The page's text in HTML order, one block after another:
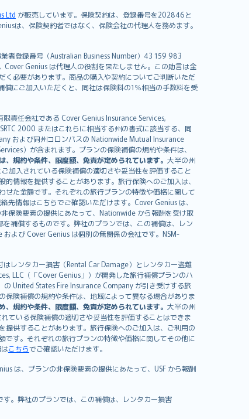
Ltd が販売しています。保険契約は、登録番号を202846と
は、保険契約者ではなく、保険会社の代理人を務めます。
業者登録番号（Australian Business Number）43 159 983
Genius は代理人の役割を果たしません。この助言は全
必要があります。商品の購入や契約についてご判断いただ
償にご加入いただくと、同社は保険料の1％相当の手数料を受
責任会社である Cover Genius Insurance Services,
2000 またはこれらに相当する州の書式に該当する、同
および同州コロンバスの Nationwide Mutual Insurance
）が含まれます。プランの保険補償の規約や条件は、
、規約や条件、限度額、免責が定められています。 大半の州
加入されている保険補償の適切さや妥当性を評価すること
情報を提供することがあります。旅行保険へのご加入は、
た金額です。それぞれの旅行プランの特徴や価格に関して
情報はこちらでご確認いただけます。Cover Genius は、
保険要素の提供にあたって、Nationwide から報酬を受け取
補償するものです。弊社のプランでは、この補償は、レン
よび Cover Genius は個別の無関係の会社です。NSM-
レンタカー損害（Rental Car Damage）とレンタカー盗難
LLC（「Cover Genius」）が開発した旅行補償プランのハ
United States Fire Insurance Company が引き受けする旅
険補償の規約や条件は、地域によって異なる場合がありま
規約や条件、限度額、免責が定められています。 大半の州
ている保険補償の適切さや妥当性を評価することはできま
供することがあります。旅行保険へのご加入は、ご利用の
す。それぞれの旅行プランの特徴や価格に関してその他に
こちらでご確認いただけます。
は、プランの非保険要素の提供にあたって、USF から報酬
。弊社のプランでは、この補償は、レンタカー損害